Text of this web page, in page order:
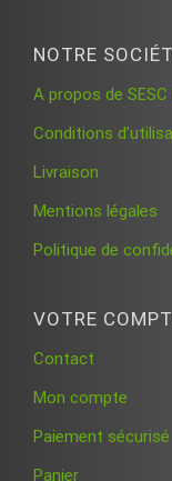
NOTRE
A propos de
Conditions
Livraison
Mentions légales
Politique de
VOTRE
Contact
Mon compte
Paiement sécurisé
Panier